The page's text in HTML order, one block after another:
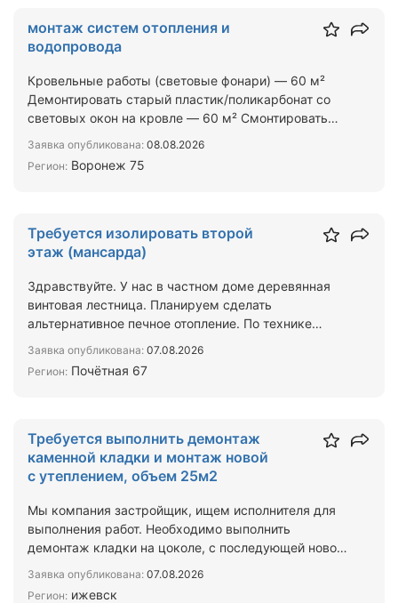
монтаж систем отопления и
водопровода
Кровельные работы (световые фонари) — 60 м²
Демонтировать старый пластик/поликарбонат со
световых окон на кровле — 60 м² Смонтировать
Заявка опубликована: 08.08.2026
Регион: Воронеж 75
Требуется изолировать второй
этаж (мансарда)
Здравствуйте. У нас в частном доме деревянная
винтовая лестница. Планируем сделать
альтернативное печное отопление. По технике
Заявка опубликована: 07.08.2026
Регион: Почётная 67
Требуется выполнить демонтаж
каменной кладки и монтаж новой
с утеплением, объем 25м2
Мы компания застройщик, ищем исполнителя для
выполнения работ. Необходимо выполнить
демонтаж кладки на цоколе, с последующей новой
Заявка опубликована: 07.08.2026
Регион: ижевск